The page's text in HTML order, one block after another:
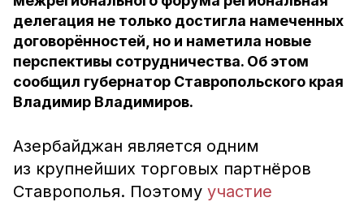
делегация не только достигла намеченных
договорённостей, но и наметила новые
перспективы сотрудничества. Об этом
сообщил губернатор Ставропольского края
Владимир Владимиров.
Азербайджан является одним
из крупнейших торговых партнёров
Ставрополья. Поэтому участие